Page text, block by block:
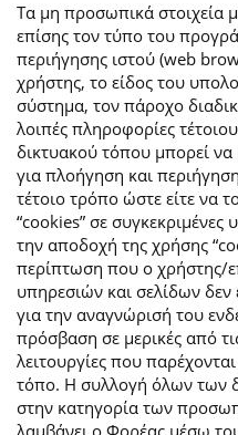
Τα μη προσωπικά στοιχεία
επίσης τον τύπο του
περιήγησης ιστού (web
χρήστης, το είδος του
σύστημα, τον πάροχο
λοιπές πληροφορίες
δικτυακού τόπου μπορεί
για πλοήγηση και
τέτοιο τρόπο ώστε είτε να
“cookies” σε συγκεκριμένες
την αποδοχή της χρήσης
περίπτωση που ο χρήστης/
υπηρεσιών και σελίδων δεν
για την αναγνώρισή του
πρόσβαση σε μερικές από
λειτουργίες που
τόπο. Η συλλογή όλων των
στην κατηγορία των